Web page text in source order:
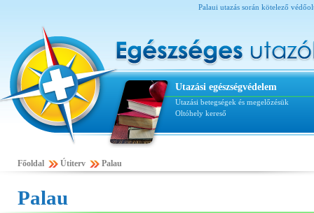
Palaui utazás során kötelező
Utazási egészségvédelem
Utazási betegségek és megelőzésük
Oltóhely kereső
Főoldal Útiterv Palau
Palau